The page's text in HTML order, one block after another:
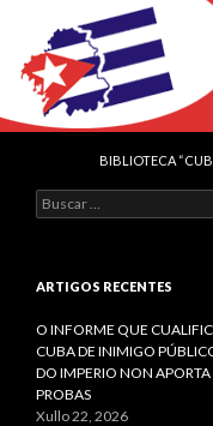
Terra sen amos
BIBLIOTECA
Asociación de Amizade
Cubana “Francisco Villamil"
Buscar:
ARTIGOS RECENTES
O INFORME QUE
CUBA DE INIMIGO
DO IMPERIO NON APORTA
PROBAS
Xullo 22, 2026